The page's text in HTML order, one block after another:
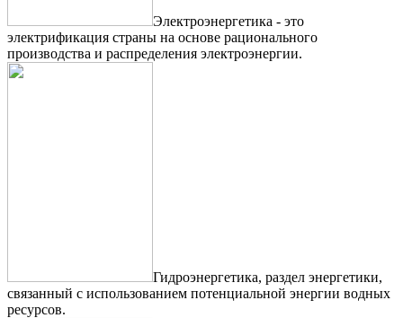
Электроэнергетика - это
электрификация страны на основе рационального
производства и распределения электроэнергии.
Гидроэнергетика, раздел энергетики,
связанный с использованием потенциальной энергии водных
ресурсов.